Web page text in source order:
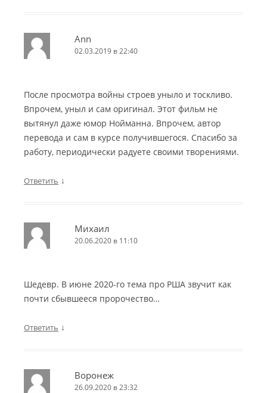
Ann
02.03.2019 в 22:40
После просмотра войны строев уныло и тоскливо.
Впрочем, уныл и сам оригинал. Этот фильм не
вытянул даже юмор Нойманна. Впрочем, автор
перевода и сам в курсе получившегося. Спасибо за
работу, периодически радуете своими творениями.
Ответить ↓
Михаил
20.06.2020 в 11:10
Шедевр. В июне 2020-го тема про РША звучит как
почти сбывшееся пророчество…
Ответить ↓
Воронеж
26.09.2020 в 23:32